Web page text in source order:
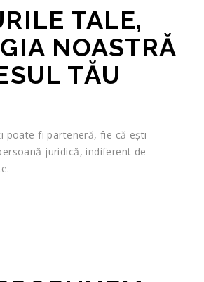
TALE,
NOASTRĂ
TĂU
poate fi parteneră, fie că ești
juridică, indiferent de